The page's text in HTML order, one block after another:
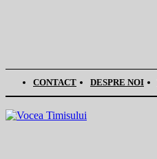
CONTACT DESPRE NOI